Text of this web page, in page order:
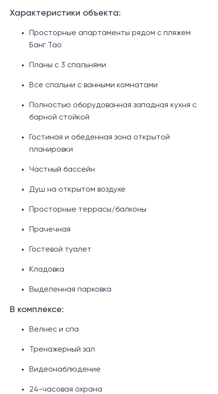
Характеристики объекта:
Просторные апартаменты рядом с пляжем
Банг Тао
Планы с 3 спальнями
Все спальни с ванными комнатами
Полностью оборудованная западная кухня с
барной стойкой
Гостиная и обеденная зона открытой
планировки
Частный бассейн
Душ на открытом воздухе
Просторные террасы/балконы
Прачечная
Гостевой туалет
Кладовка
Выделенная парковка
В комплексе:
Велнес и спа
Тренажерный зал
Видеонаблюдение
24-часовая охрана